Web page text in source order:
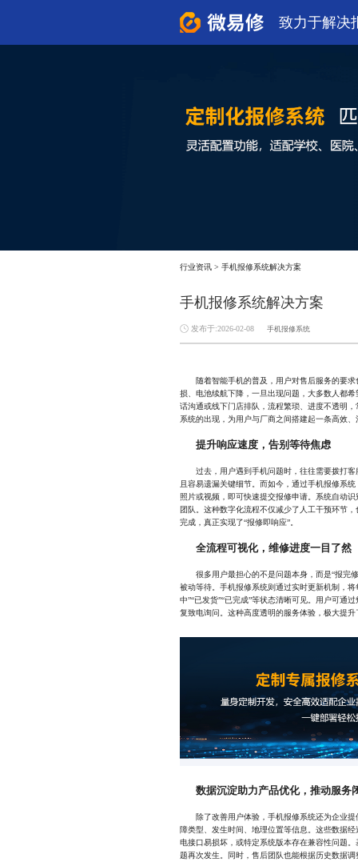
致力于解决
行业资讯 > 手机报修系统解决方案
手机报修系统解决方案
发布于:2026-02-08 手机报修系统
随着智能手机的普及，用户对售后服务的要求
损、电池续航下降，一旦出现问题，大多数人都
话沟通或线下门店排队，流程繁琐、进度不透明
系统的出现，为用户与厂商之间搭建起一条高效
提升响应速度，告别等待焦虑
过去，用户遇到手机问题时，往往需要拨打客
且容易遗漏关键细节。而如今，通过手机报修系
照片或视频，即可快速提交报修申请。系统自动
团队。这种数字化流程不仅减少了人工干预环节
完成，真正实现了“报修即响应”。
全流程可视化，维修进度一目了然
很多用户最担心的不是问题本身，而是“报完修
被动等待。手机报修系统则通过实时更新机制，将
中”“已发货”“已完成”等状态清晰可见。用户可通
复致电询问。这种高度透明的服务体验，极大提
数据沉淀助力产品优化，推动服务
除了改善用户体验，手机报修系统还为企业提
障类型、发生时间、地理位置等信息。这些数据
电接口易损坏，或特定系统版本存在兼容性问题
题再次发生。同时，售后团队也能根据历史数据